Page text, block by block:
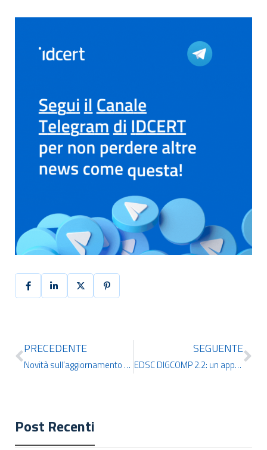
PRECEDENTE
Novità sull’aggiornamento delle Graduatorie Provinciali per le Supplenze (2024-2026): pubblicata la bozza dell’Ordinanza
SEGUENTE
EDSC DIGCOMP 2.2: un approfondimento sull’unica certificazione internazionale di alfabetizzazione informatica che dà accesso al bando Ata III fascia
Post Recenti